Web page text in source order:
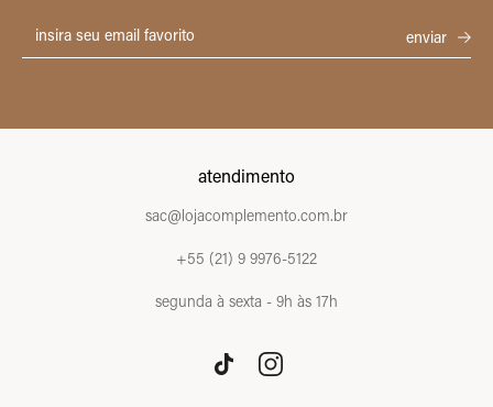
atendimento
sac@lojacomplemento.com.br
+55 (21) 9 9976-5122
segunda à sexta - 9h às 17h